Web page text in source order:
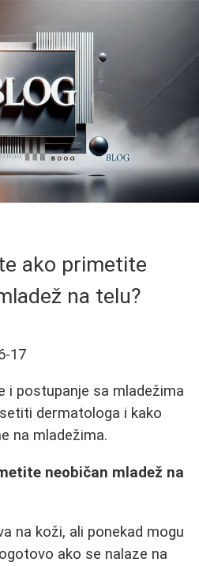
ako primetite
na telu?
17
i postupanje sa mladežima
dermatologa i kako
na mladežima.
neobičan mladež na
na koži, ali ponekad mogu
ako se nalaze na